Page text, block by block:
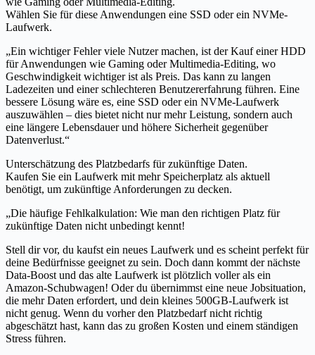
Wählen Sie für diese Anwendungen eine SSD oder ein NVMe-
Laufwerk.
„Ein wichtiger Fehler viele Nutzer machen, ist der Kauf einer HDD
für Anwendungen wie Gaming oder Multimedia-Editing, wo
Geschwindigkeit wichtiger ist als Preis. Das kann zu langen
Ladezeiten und einer schlechteren Benutzererfahrung führen. Eine
bessere Lösung wäre es, eine SSD oder ein NVMe-Laufwerk
auszuwählen – dies bietet nicht nur mehr Leistung, sondern auch
eine längere Lebensdauer und höhere Sicherheit gegenüber
Datenverlust.“
Unterschätzung des Platzbedarfs für zukünftige Daten.
Kaufen Sie ein Laufwerk mit mehr Speicherplatz als aktuell
benötigt, um zukünftige Anforderungen zu decken.
„Die häufige Fehlkalkulation: Wie man den richtigen Platz für
zukünftige Daten nicht unbedingt kennt!
Stell dir vor, du kaufst ein neues Laufwerk und es scheint perfekt für
deine Bedürfnisse geeignet zu sein. Doch dann kommt der nächste
Data-Boost und das alte Laufwerk ist plötzlich voller als ein
Amazon-Schubwagen! Oder du übernimmst eine neue Jobsituation,
die mehr Daten erfordert, und dein kleines 500GB-Laufwerk ist
nicht genug. Wenn du vorher den Platzbedarf nicht richtig
abgeschätzt hast, kann das zu großen Kosten und einem ständigen
Stress führen.